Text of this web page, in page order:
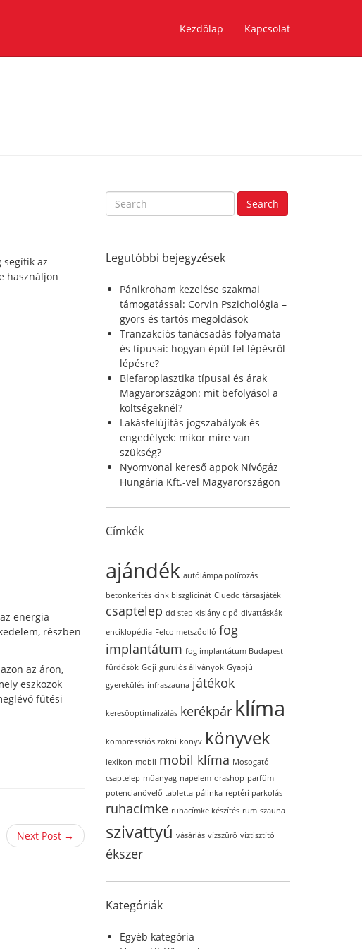
Kezdőlap Kapcsolat
segítik az
használjon
energia
részben
az áron,
eszközök
fűtési
Next Post →
S
e
c
f
Search
Legutóbbi bejegyzések
Pánikroham kezelése szakmai
támogatással: Corvin Pszichológia –
gyors és tartós megoldások
Tranzakciós tanácsadás folyamata
és típusai: hogyan épül fel lépésről
lépésre?
Blefaroplasztika típusai és árak
Magyarországon: mit befolyásol a
költségeknél?
Lakásfelújítás jogszabályok és
engedélyek: mikor mire van
szükség?
Nyomvonal kereső appok Nívógáz
Hungária Kft.-vel Magyarországon
Címkék
ajándék autólámpa polírozás
betonkerítés cink biszglicinát Cluedo társasjáték
csaptelep dd step kislány cipő divattáskák
enciklopédia Felco metszőolló fog
implantátum fog implantátum Budapest
fürdősók Goji gurulós állványok Gyapjú
gyerekülés infraszauna játékok
keresőoptimalizálás kerékpár klíma
kompressziós zokni könyv könyvek
lexikon mobil mobil klíma Mosogató
csaptelep műanyag napelem orashop parfüm
potencianövelő tabletta pálinka reptéri parkolás
ruhacímke ruhacímke készítés rum szauna
szivattyú vásárlás vízszűrő víztisztító
ékszer
Kategóriák
Egyéb kategória